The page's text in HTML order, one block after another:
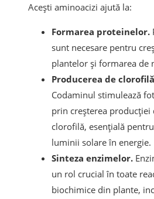
Acești aminoacizi ajută la:
Formarea proteinelor.
sunt necesare pentru
plantelor și formarea de
Producerea de
Codaminul stimulează
prin creșterea producției
clorofilă, esențială
luminii solare în energie.
Sinteza enzimelor.
un rol crucial în toate
biochimice din plante,